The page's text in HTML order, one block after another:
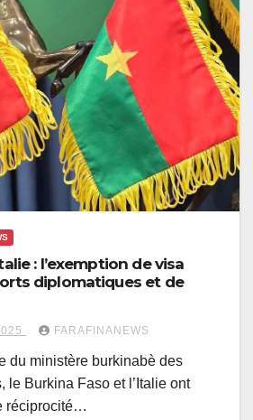
: l’exemption de visa
diplomatiques et de
FARAFINANEWS
du ministère burkinabè des
le Burkina Faso et l’Italie ont
réciprocité…